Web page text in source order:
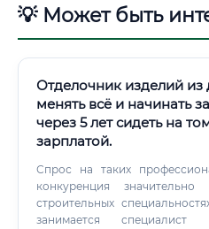
💡 Может быть
Отделочник изделий
менять всё и начинать
через 5 лет сидеть на
зарплатой.
Спрос на таких
конкуренция
строительных
занимается